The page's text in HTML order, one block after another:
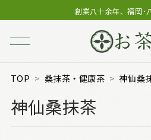
創業八十余年、福岡･
TOP 桑抹茶・健康茶 神仙桑
神仙桑抹茶